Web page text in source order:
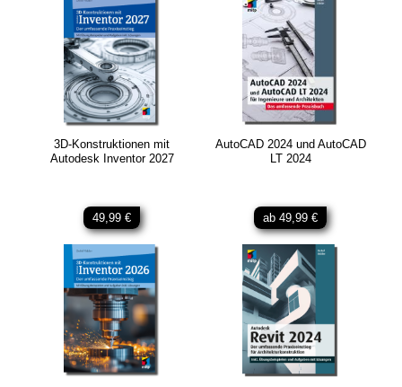
3D-Konstruktionen mit
Autodesk Inventor 2027
49,99 €
AutoCAD 2024 und AutoCAD
LT 2024
ab 49,99 €